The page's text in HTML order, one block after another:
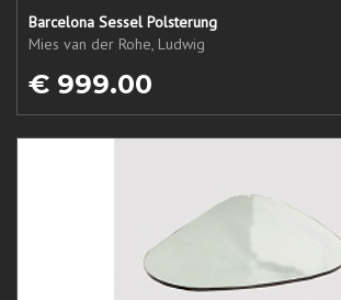
Barcelona Sessel Polsterung
Mies van der Rohe, Ludwig
€ 999.00